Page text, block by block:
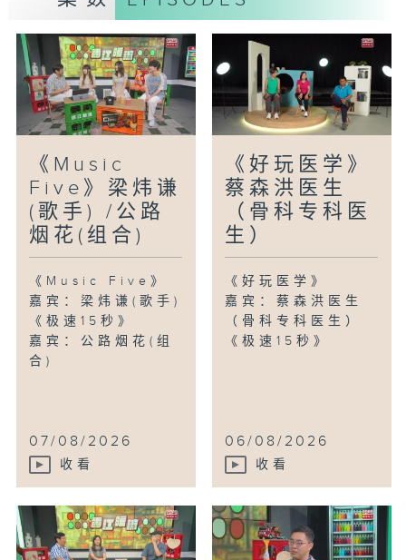
《Music
Five》梁炜谦
(歌手) /公路
烟花(组合)
《Music Five》
嘉宾：梁炜谦(歌手)
《极速15秒》
嘉宾：公路烟花(组
合)
07/08/2026
收看
《好玩医学》
蔡森洪医生
（骨科专科医
生）
《好玩医学》
嘉宾：蔡森洪医生
（骨科专科医生）
《极速15秒》
06/08/2026
收看